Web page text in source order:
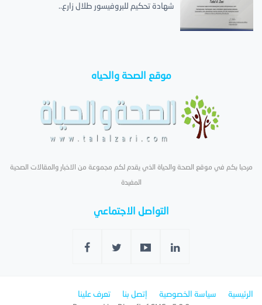
شهادة تحكيم للبروفيسور طلال زارع..
موقع الصحة والحياه
مرحبا بكم في موقع الصحة والحياة الذي يقدم لكم مجموعة من الاخبار والمقالات الصحية
المفيدة
التواصل الاجتماعي
الرئيسية سياسة الخصوصية إتصل بنا
تعرف علينا